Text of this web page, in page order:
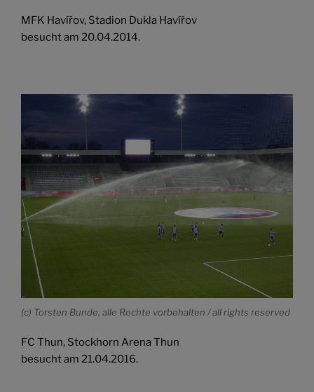
MFK Havířov, Stadion Dukla Havířov
besucht am 20.04.2014.
(c) Torsten Bunde, alle Rechte vorbehalten / all rights reserved
FC Thun, Stockhorn Arena Thun
besucht am 21.04.2016.